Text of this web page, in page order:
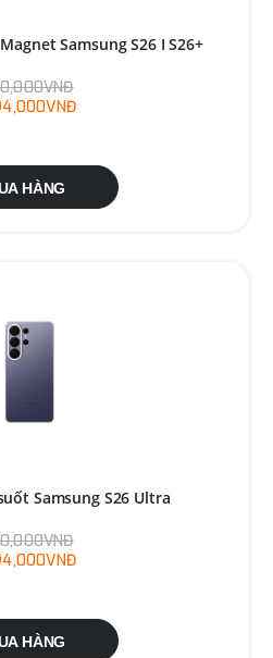
Samsung S26 I S26+
HÀNG
Samsung S26 Ultra
HÀNG